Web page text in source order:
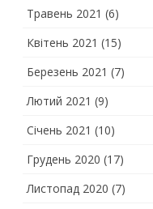
Травень 2021 (6)
Квітень 2021 (15)
Березень 2021 (7)
Лютий 2021 (9)
Січень 2021 (10)
Грудень 2020 (17)
Листопад 2020 (7)